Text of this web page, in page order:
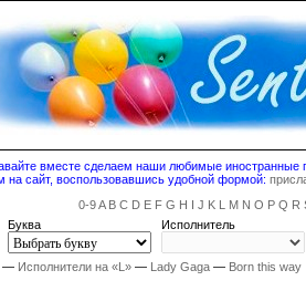
вместе сделаем наши любимые
сайт, воспользовавшись удобной формой:
0-9A B C D E F G H I J K L M N O P Q R
Буква
Исполнитель
Исполнители на «L»— Lady Gaga— Born this way